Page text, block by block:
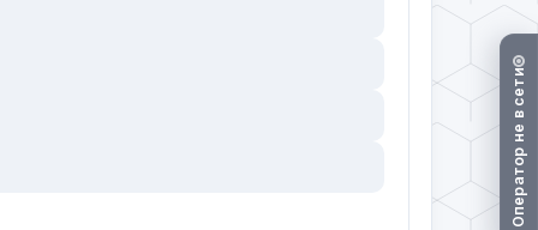
Оператор не в сети